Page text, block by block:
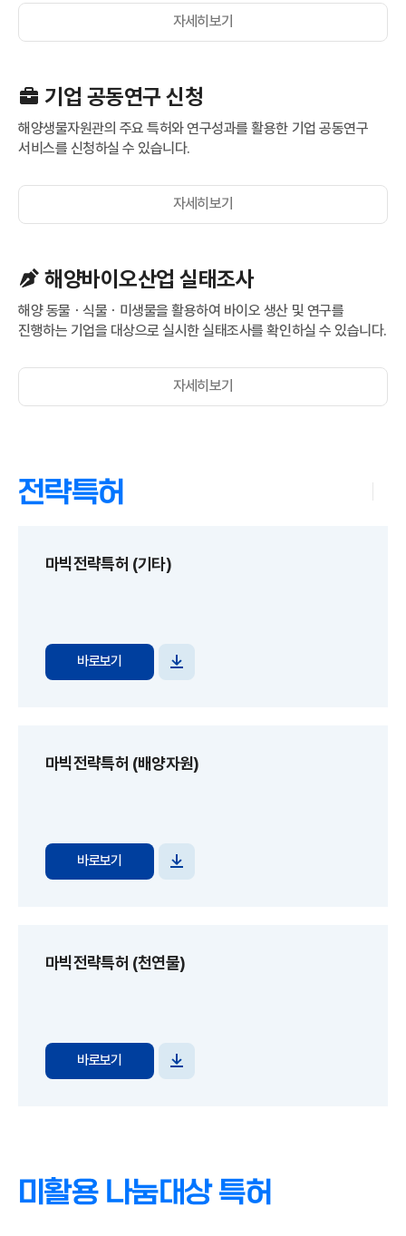
자세히보기
기업 공동연구 신청
해양생물자원관의 주요 특허와 연구성과를 활용한 기업 공동연구
서비스를 신청하실 수 있습니다.
자세히보기
해양바이오산업 실태조사
해양 동물ㆍ식물ㆍ미생물을 활용하여 바이오 생산 및 연구를
진행하는 기업을 대상으로 실시한 실태조사를 확인하실 수 있습니다.
자세히보기
전략특허
마빅전략특허 (기타)
바로보기
파일
마빅전략특허 (배양자원)
바로보기
파일
마빅전략특허 (천연물)
바로보기
파일
미활용 나눔대상 특허